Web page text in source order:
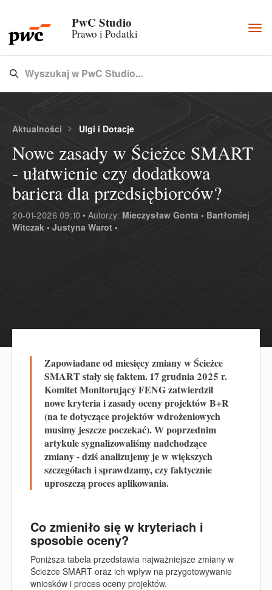
PwC Studio
Prawo i Podatki
Type 3 or more characters for results.
Wyszukaj w PwC Studio...
Aktualności Ulgi i Dotacje
Nowe zasady w Ścieżce SMART
- ułatwienie czy dodatkowa
bariera dla przedsiębiorców?
20-01-2026 09:10 • Autorzy: Mieczysław Gonta • Bartłomiej
Witczak • Justyna Warot •
Zapowiadane od miesięcy zmiany w Ścieżce
SMART stały się faktem. 17 grudnia 2025 r.
Komitet Monitorujący FENG zatwierdził
nowe kryteria i zasady oceny projektów B+R
(na te dotyczące projektów wdrożeniowych
musimy jeszcze poczekać). W poprzednim
artykule sygnalizowaliśmy nadchodzące
zmiany - dziś analizujemy je w większych
szczegółach i sprawdzamy, czy faktycznie
uproszczą proces aplikowania.
Co zmieniło się w kryteriach i
sposobie oceny?
Poniższa tabela przedstawia najważniejsze zmiany w
Ścieżce SMART oraz ich wpływ na przygotowywanie
wniosków i proces oceny projektów.